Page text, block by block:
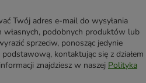
Twój adres e-mail do wysyłania
własnych, podobnych produktów lub
sprzeciw, ponosząc jedynie
kontaktując się z działem
znajdziesz w naszej Polityka